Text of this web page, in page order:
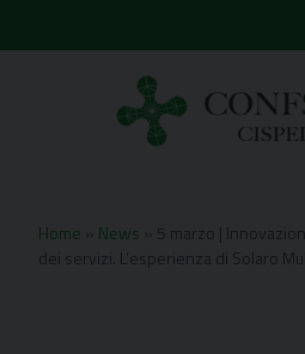
to
Home News
5 marzo |
dei servizi. L’esperienza di Solaro